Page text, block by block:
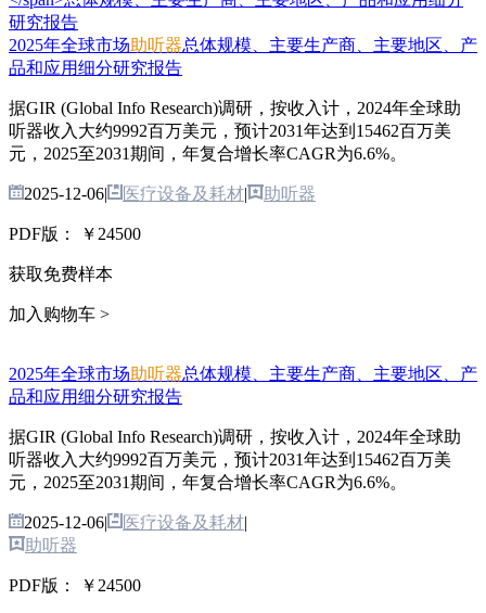
2025年全球市场助听器总体规模、主要生产商、主要地区、产
品和应用细分研究报告
据GIR (Global Info Research)调研，按收入计，2024年全球助
听器收入大约9992百万美元，预计2031年达到15462百万美
元，2025至2031期间，年复合增长率CAGR为6.6%。
2025-12-06| 医疗设备及耗材| 助听器
PDF版： ￥24500
获取免费样本
加入购物车 >
2025年全球市场助听器总体规模、主要生产商、主要地区、产
品和应用细分研究报告
据GIR (Global Info Research)调研，按收入计，2024年全球助
听器收入大约9992百万美元，预计2031年达到15462百万美
元，2025至2031期间，年复合增长率CAGR为6.6%。
2025-12-06| 医疗设备及耗材|
助听器
PDF版： ￥24500